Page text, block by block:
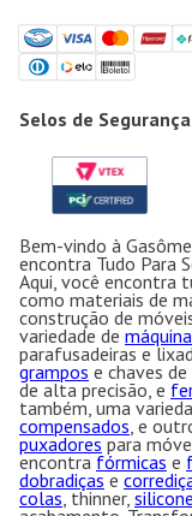
Selos de Segurança
Bem-vindo à
encontra Tudo Para
Aqui, você encontra
como materiais de
construção de
variedade de
parafusadeiras e
grampos e chaves
de alta precisão, e
também, uma
compensados, e
puxadores para
encontra fórmicas e
dobradiças e
colas, thinner,